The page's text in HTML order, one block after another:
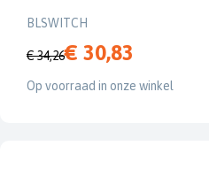
BLSWITCH
€ 34,26€ 30,83
Op voorraad in onze winkel